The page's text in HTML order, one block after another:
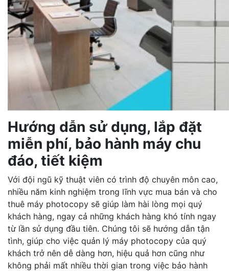
Hướng dẫn sử dụng, lắp đặt
miễn phí, bảo hành máy chu
đáo, tiết kiệm
Với đội ngũ kỹ thuật viên có trình độ chuyên môn cao,
nhiều năm kinh nghiệm trong lĩnh vực mua bán và cho
thuê máy photocopy sẽ giúp làm hài lòng mọi quý
khách hàng, ngay cả những khách hàng khó tính ngay
từ lần sử dụng đầu tiên. Chúng tôi sẽ hướng dẫn tận
tình, giúp cho việc quản lý máy photocopy của quý
khách trở nên dễ dàng hơn, hiệu quả hơn cũng như
không phải mất nhiều thời gian trong việc bảo hành